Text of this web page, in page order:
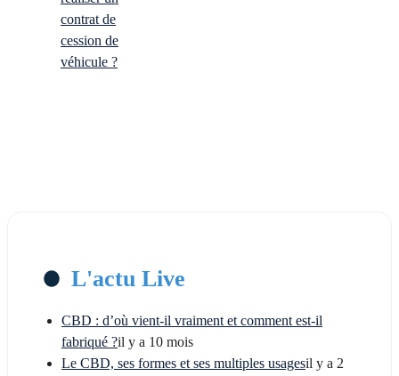
contrat de
cession de
véhicule ?
L'actu Live
CBD : d’où vient-il vraiment et comment est-il
fabriqué ?il y a 10 mois
Le CBD, ses formes et ses multiples usagesil y a 2